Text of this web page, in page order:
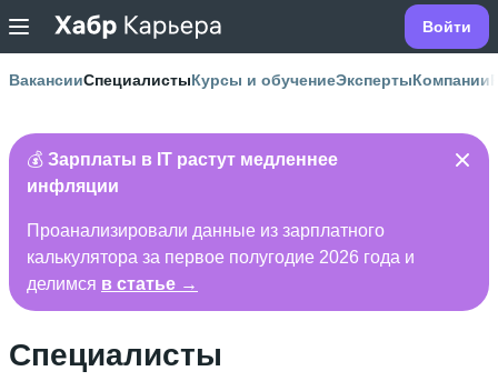
Войти
ВакансииСпециалистыКурсы и обучениеЭкспертыКомпании
💰 Зарплаты в IT растут медленнее
инфляции
Проанализировали данные из зарплатного
калькулятора за первое полугодие 2026 года и
делимся в статье →
Специалисты